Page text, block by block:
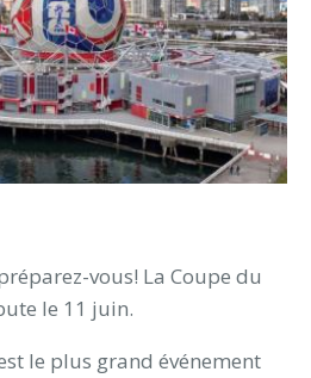
vous! La Coupe du
le 11 juin.
le plus grand événement